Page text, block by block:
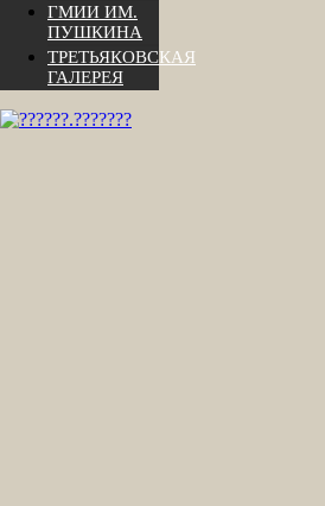
ГМИИ ИМ.
ПУШКИНА
ТРЕТЬЯКОВСКАЯ
ГАЛЕРЕЯ